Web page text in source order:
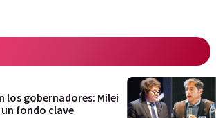
los gobernadores: Milei
fondo clave